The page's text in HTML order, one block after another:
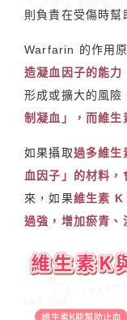
則負責在受傷時幫
Warfarin 的作用
造凝血因子的能力
形成或擴大的風險
制凝血」，而維生
如果攝取過多維生
血因子」的材料
來，如果維生素 K
過強，增加瘀青、